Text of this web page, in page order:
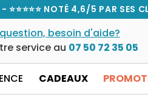
NOTÉ 4,6/5 PAR SES
besoin d'aide?
service au 07 50 72 35 05
CADEAUX